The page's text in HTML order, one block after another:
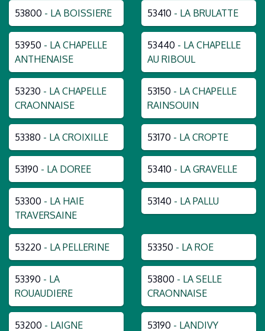
53800 - LA BOISSIERE 53410 - LA BRULATTE
53950 - LA CHAPELLE
ANTHENAISE
53440 - LA CHAPELLE
AU RIBOUL
53230 - LA CHAPELLE
CRAONNAISE
53150 - LA CHAPELLE
RAINSOUIN
53380 - LA CROIXILLE 53170 - LA CROPTE
53190 - LA DOREE 53410 - LA GRAVELLE
53300 - LA HAIE
TRAVERSAINE
53140 - LA PALLU
53220 - LA PELLERINE 53350 - LA ROE
53390 - LA
ROUAUDIERE
53800 - LA SELLE
CRAONNAISE
53200 - LAIGNE 53190 - LANDIVY